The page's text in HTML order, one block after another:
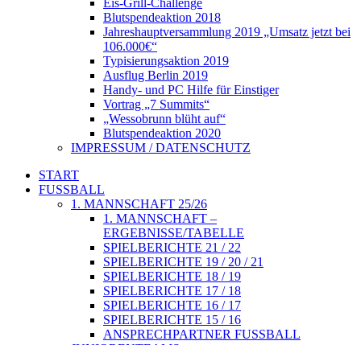
Eis-Grill-Challenge
Blutspendeaktion 2018
Jahreshauptversammlung 2019 „Umsatz jetzt bei
106.000€“
Typisierungsaktion 2019
Ausflug Berlin 2019
Handy- und PC Hilfe für Einstiger
Vortrag „7 Summits“
„Wessobrunn blüht auf“
Blutspendeaktion 2020
IMPRESSUM / DATENSCHUTZ
START
FUSSBALL
1. MANNSCHAFT 25/26
1. MANNSCHAFT –
ERGEBNISSE/TABELLE
SPIELBERICHTE 21 / 22
SPIELBERICHTE 19 / 20 / 21
SPIELBERICHTE 18 / 19
SPIELBERICHTE 17 / 18
SPIELBERICHTE 16 / 17
SPIELBERICHTE 15 / 16
ANSPRECHPARTNER FUSSBALL